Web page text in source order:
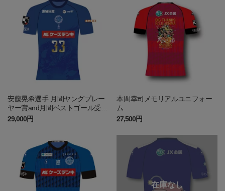
安藤晃希選手 月間ヤングプレー
ヤー賞and月間ベストゴール受賞
記念オーセンティックスペシャ
29,000円
本間幸司メモリアルユニフォー
ム
27,500円